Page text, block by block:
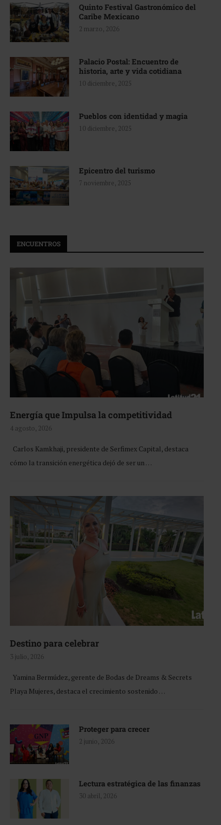
Quinto Festival Gastronómico del
Caribe Mexicano
2 marzo, 2026
Palacio Postal: Encuentro de
historia, arte y vida cotidiana
10 diciembre, 2025
Pueblos con identidad y magia
10 diciembre, 2025
Epicentro del turismo
7 noviembre, 2025
ENCUENTROS
Energía que Impulsa la competitividad
4 agosto, 2026
Carlos Kamkhaji, presidente de Serfimex Capital, destaca
cómo la transición energética dejó de ser un …
Destino para celebrar
3 julio, 2026
Yamina Bermúdez, gerente de Bodas de Dreams & Secrets
Playa Mujeres, destaca el crecimiento sostenido …
Proteger para crecer
2 junio, 2026
Lectura estratégica de las finanzas
30 abril, 2026